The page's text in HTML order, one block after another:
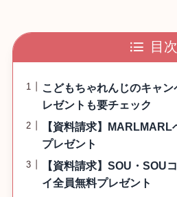
目次
こどもちゃれんじのキャ
レゼントも要チェック
【資料請求】
プレゼント
【資料請求】SOU・SOU
イ全員無料プレゼント